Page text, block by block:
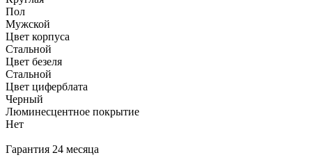
Пол
Мужской
Цвет корпуса
Стальной
Цвет безеля
Стальной
Цвет циферблата
Черный
Люминесцентное покрытие
Нет
Гарантия 24 месяца